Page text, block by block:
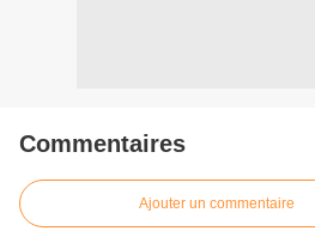
Commentaires
Ajouter un commentaire